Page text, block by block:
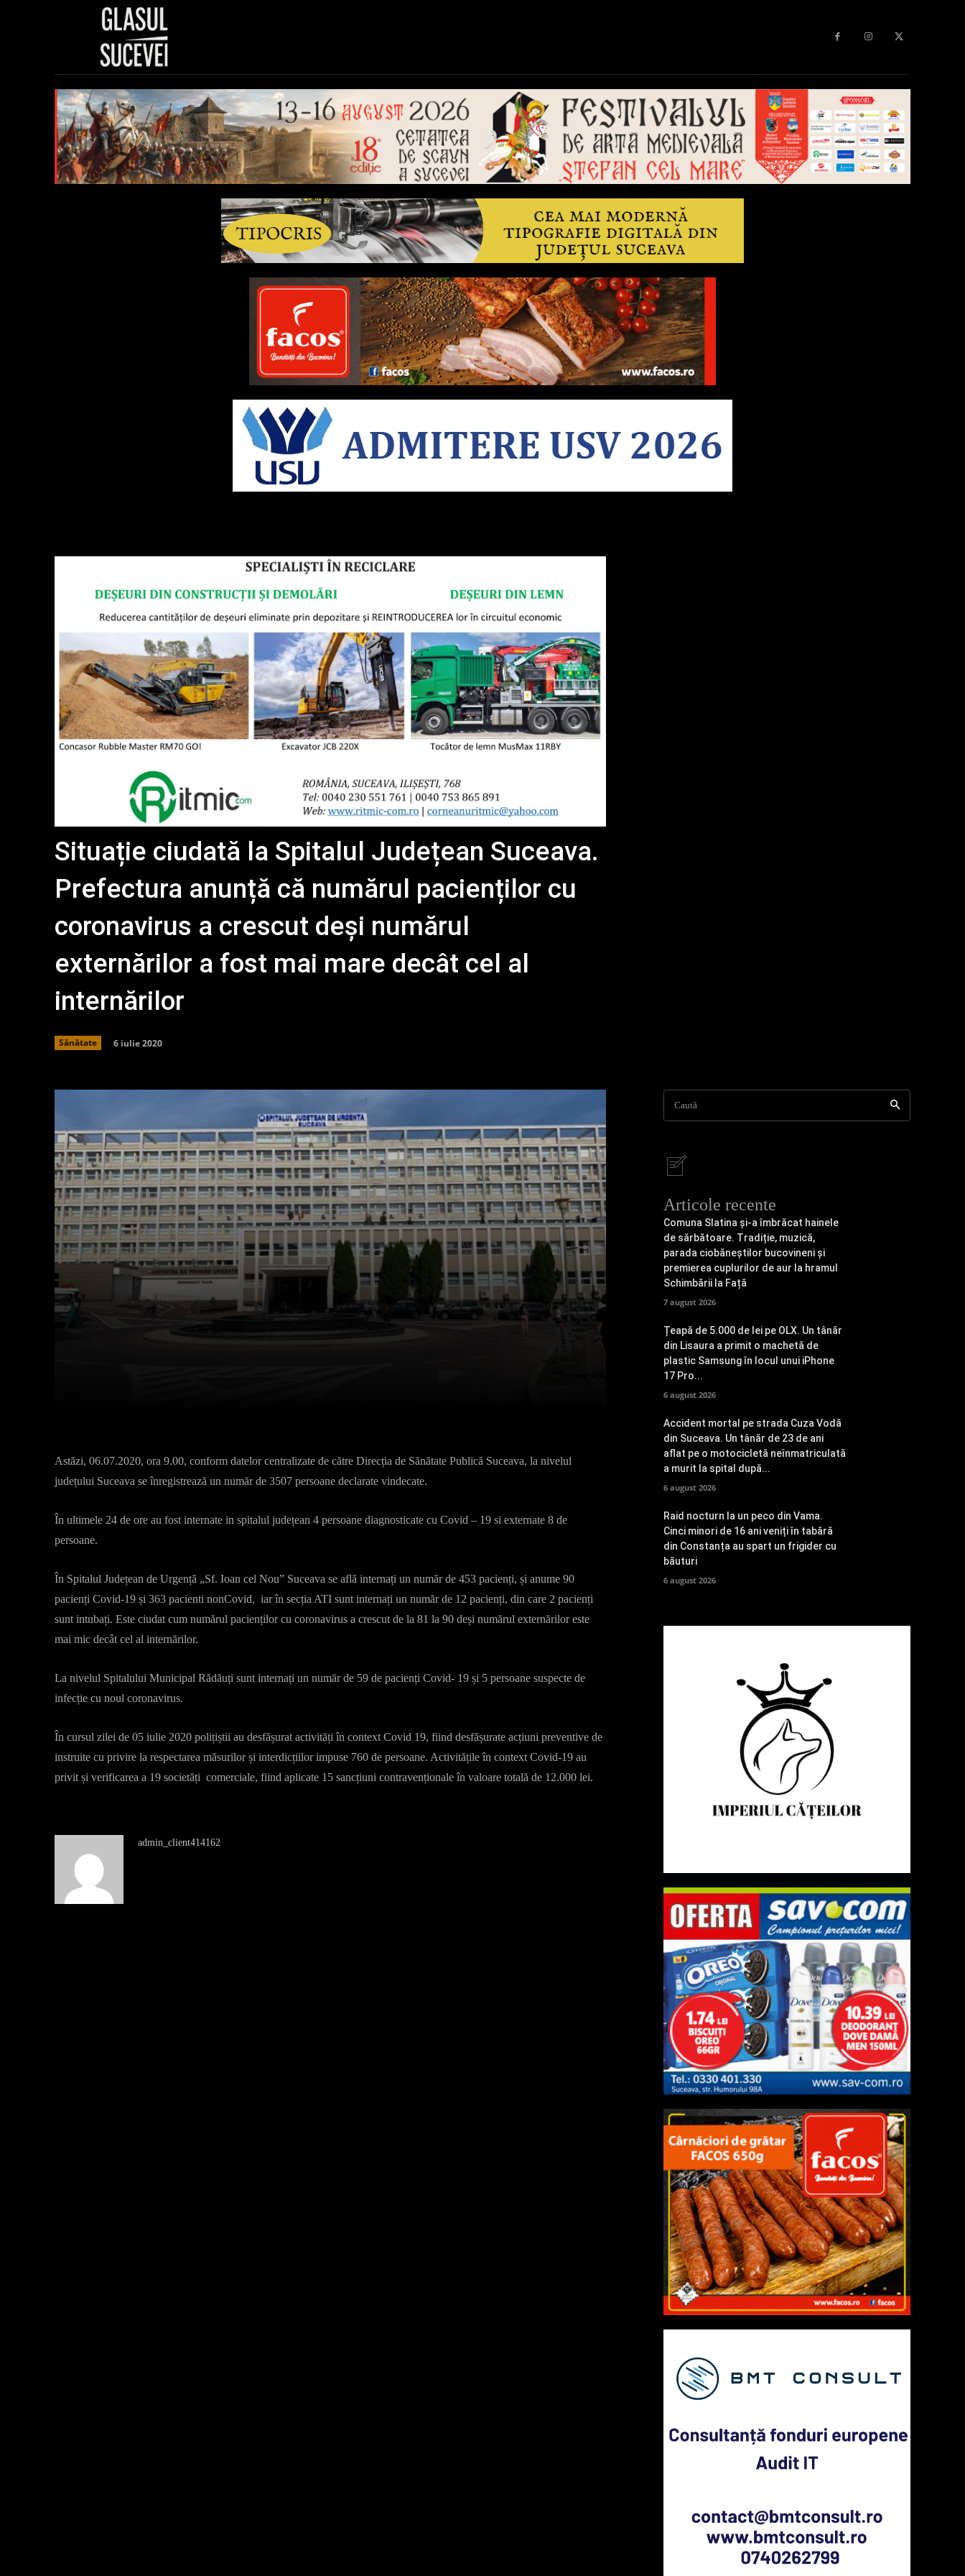
Situație ciudată la Spitalul Județean Suceava.
Prefectura anunță că numărul pacienților cu
coronavirus a crescut deși numărul
externărilor a fost mai mare decât cel al
internărilor
Sănătate 6 iulie 2020
Astăzi, 06.07.2020, ora 9.00, conform datelor centralizate de către Direcția de Sănătate Publică Suceava, la nivelul
județului Suceava se înregistrează un număr de 3507 persoane declarate vindecate.
În ultimele 24 de ore au fost internate in spitalul județean 4 persoane diagnosticate cu Covid – 19 si externate 8 de
persoane.
În Spitalul Județean de Urgență „Sf. Ioan cel Nou” Suceava se află internați un număr de 453 pacienți, și anume 90
pacienți Covid-19 și 363 pacienti nonCovid, iar în secția ATI sunt internați un număr de 12 pacienți, din care 2 pacienți
sunt intubați. Este ciudat cum numărul pacienților cu coronavirus a crescut de la 81 la 90 deși numărul externărilor este
mai mic decât cel al internărilor.
La nivelul Spitalului Municipal Rădăuți sunt internați un număr de 59 de pacienți Covid- 19 și 5 persoane suspecte de
infecție cu noul coronavirus.
În cursul zilei de 05 iulie 2020 polițiștii au desfășurat activități în context Covid 19, fiind desfășurate acțiuni preventive de
instruite cu privire la respectarea măsurilor și interdicțiilor impuse 760 de persoane. Activitățile în context Covid-19 au
privit și verificarea a 19 societăți comerciale, fiind aplicate 15 sancțiuni contravenționale în valoare totală de 12.000 lei.
admin_client414162
Caută
Articole recente
Comuna Slatina și-a îmbrăcat hainele
de sărbătoare. Tradiție, muzică,
parada ciobăneștilor bucovineni și
premierea cuplurilor de aur la hramul
Schimbării la Față
7 august 2026
Țeapă de 5.000 de lei pe OLX. Un tânăr
din Lisaura a primit o machetă de
plastic Samsung în locul unui iPhone
17 Pro...
6 august 2026
Accident mortal pe strada Cuza Vodă
din Suceava. Un tânăr de 23 de ani
aflat pe o motocicletă neînmatriculată
a murit la spital după...
6 august 2026
Raid nocturn la un peco din Vama.
Cinci minori de 16 ani veniți în tabără
din Constanța au spart un frigider cu
băuturi
6 august 2026